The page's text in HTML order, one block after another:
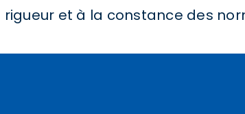
et à la constance des